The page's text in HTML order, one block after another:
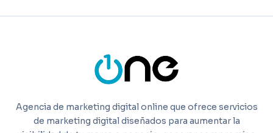
Agencia de marketing digital online que ofrece servicios
de marketing digital diseñados para aumentar la